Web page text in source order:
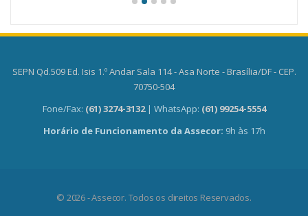
SEPN Qd.509 Ed. Isis 1.º Andar Sala 114 - Asa Norte - Brasília/DF - CEP.
70750-504
Fone/Fax: (61) 3274-3132 | WhatsApp: (61) 99254-5554
Horário de Funcionamento da Assecor: 9h às 17h
© 2026 - Assecor. Todos os direitos Reservados.